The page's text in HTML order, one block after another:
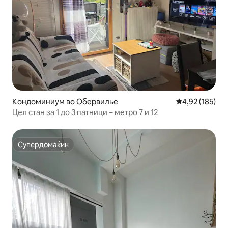
Кондоминиум во Обервилье Просечна
4,92 (185)
Цел стан за 1 до 3 патници – метро 7 и 12
Супердомаќин
Супердомаќин